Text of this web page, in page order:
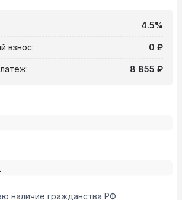
4.5%
взнос: 0 ₽
8 855 ₽
наличие гражданства РФ